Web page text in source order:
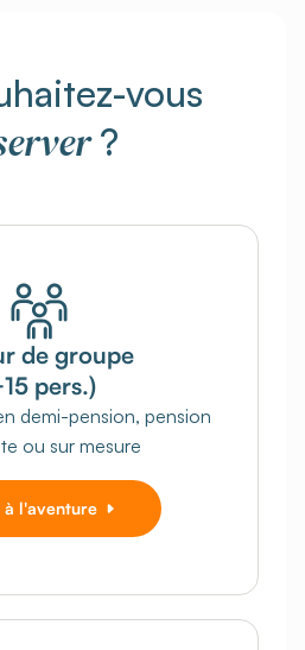
vous
?
de groupe
pers.)
demi-pension, pension
ou sur mesure
à l'aventure